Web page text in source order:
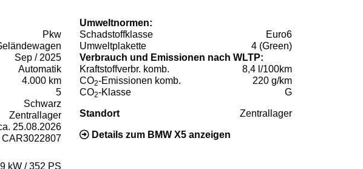
Pkw
Sep / 2025
Automatik
4.000 km
5
Schwarz
Zentrallager
25.08.2026
CAR3022807
kW / 352 PS
Umweltnormen:
Schadstoffklasse
Euro6
Umweltplakette
4 (Green)
Verbrauch und Emissionen nach WLTP:
Kraftstoffverbr. komb.
8,4 l/100km
CO2-Emissionen komb.
220 g/km
CO2-Klasse G
Standort Zentrallager
Details zum BMW X5 anzeigen